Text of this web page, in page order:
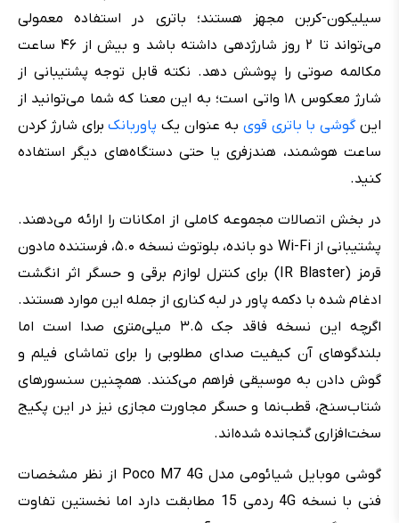
سیلیکون-کربن مجهز هستند؛ باتری‌ در استفاده معمولی
می‌تواند تا ۲ روز شارژدهی داشته باشد و بیش از ۴۶ ساعت
مکالمه صوتی را پوشش دهد. نکته قابل توجه پشتیبانی از
شارژ معکوس ۱۸ واتی است؛ به این معنا که شما می‌توانید از
اینگوشی با باتری قوی به عنوان یک پاوربانکبرای شارژ کردن
ساعت هوشمند، هندزفری یا حتی دستگاه‌های دیگر استفاده
کنید.
در بخش اتصالات مجموعه کاملی از امکانات را ارائه می‌دهند.
پشتیبانی از Wi-Fi دو بانده، بلوتوث نسخه ۵.۰، فرستنده مادون
قرمز (IR Blaster) برای کنترل لوازم برقی و حسگر اثر انگشت
ادغام شده با دکمه پاور در لبه کناری از جمله این موارد هستند.
اگرچه این نسخه فاقد جک ۳.۵ میلی‌متری صدا است اما
بلندگوهای آن کیفیت صدای مطلوبی را برای تماشای فیلم و
گوش دادن به موسیقی فراهم می‌کنند. همچنین سنسورهای
شتاب‌سنج، قطب‌نما و حسگر مجاورت مجازی نیز در این پکیج
سخت‌افزاری گنجانده شده‌اند.
گوشی موبایل شیائومی مدل Poco M7 4G از نظر مشخصات
فنی با نسخه 4G ردمی 15 مطابقت دارد اما نخستین تفاوت